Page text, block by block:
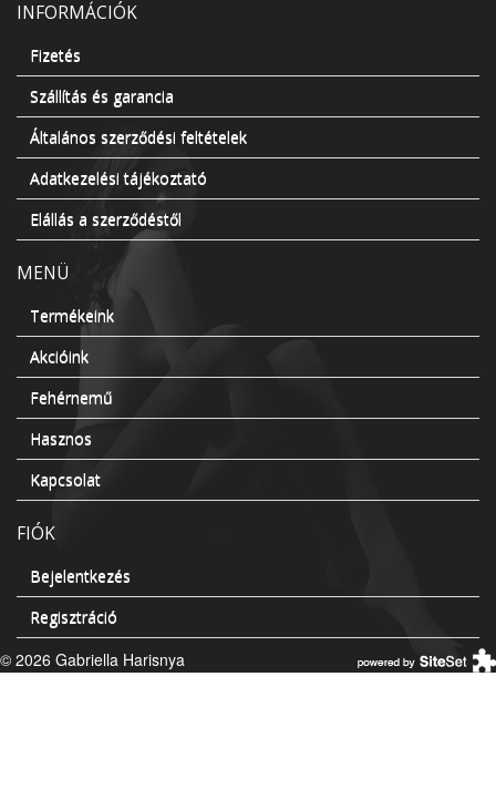
INFORMÁCIÓK
Fizetés
Szállítás és garancia
Általános szerződési feltételek
Adatkezelési tájékoztató
Elállás a szerződéstől
MENÜ
Termékeink
Akcióink
Fehérnemű
Hasznos
Kapcsolat
FIÓK
Bejelentkezés
Regisztráció
© 2026 Gabriella Harisnya